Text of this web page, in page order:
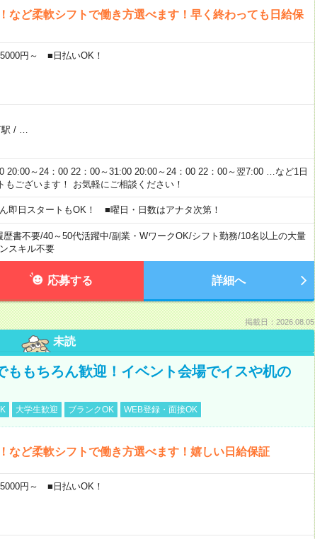
など柔軟シフトで働き方選べます！早く終わっても日給保
円～ ■日払いOK！
/
20:00～24：00 22：00～31:00 20:00～24：00 22：00～翌7:00 …など1日
もございます！ お気軽にご相談ください！
即日スタートもOK！ ■曜日・日数はアナタ次第！
歴書不要/40～50代活躍中/副業・WワークOK/シフト勤務/10名以上の大量
スキル不要
応募する 詳細へ
掲載日：2026.08.05
未読
ももちろん歓迎！イベント会場でイスや机の
大学生歓迎 ブランクOK WEB登録・面接OK
など柔軟シフトで働き方選べます！嬉しい日給保証
円～ ■日払いOK！